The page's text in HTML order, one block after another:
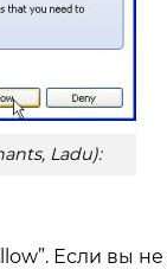
Ladu):
Если вы